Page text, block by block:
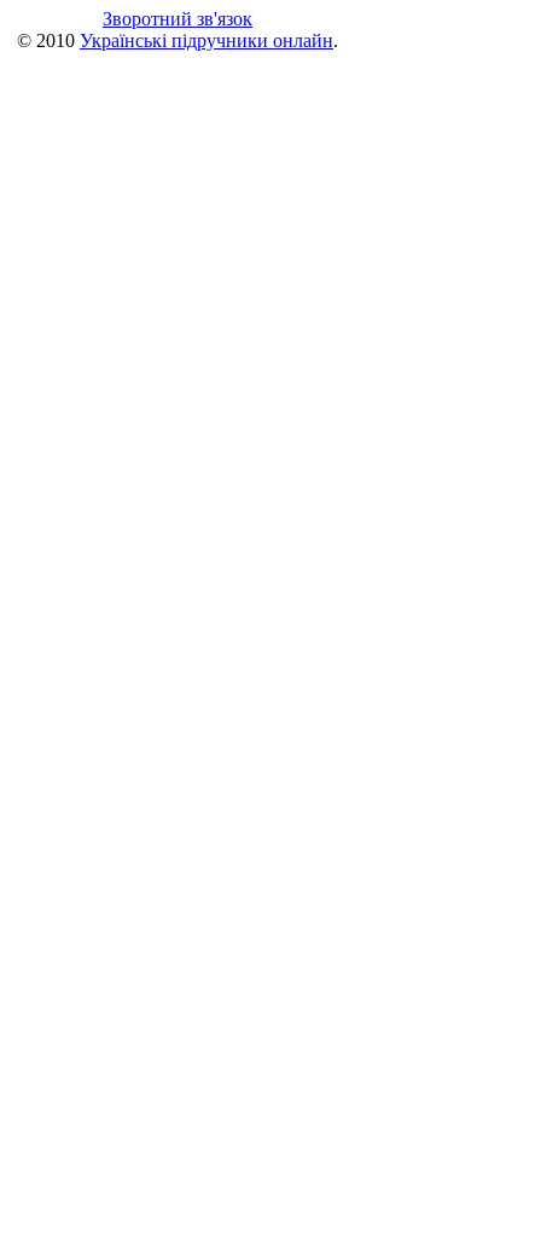
Зворотний зв'язок
© 2010 Українські підручники онлайн.